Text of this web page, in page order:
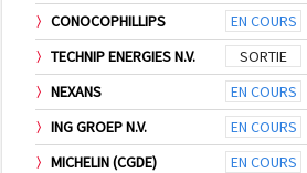
CONOCOPHILLIPS EN COURS
TECHNIP ENERGIES N.V.
SORTIE
NEXANS
EN COURS
ING GROEP N.V.
EN COURS
MICHELIN (CGDE)
EN COURS